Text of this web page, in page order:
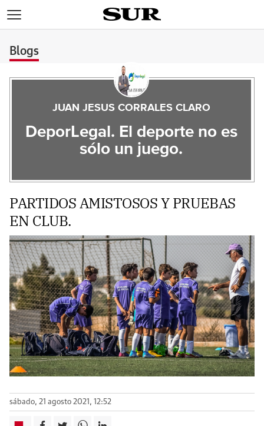
Blogs
JUAN JESUS CORRALES CLARO
DeporLegal. El deporte no es
sólo un juego.
PARTIDOS AMISTOSOS Y PRUEBAS
EN CLUB.
sábado, 21 agosto 2021, 12:52